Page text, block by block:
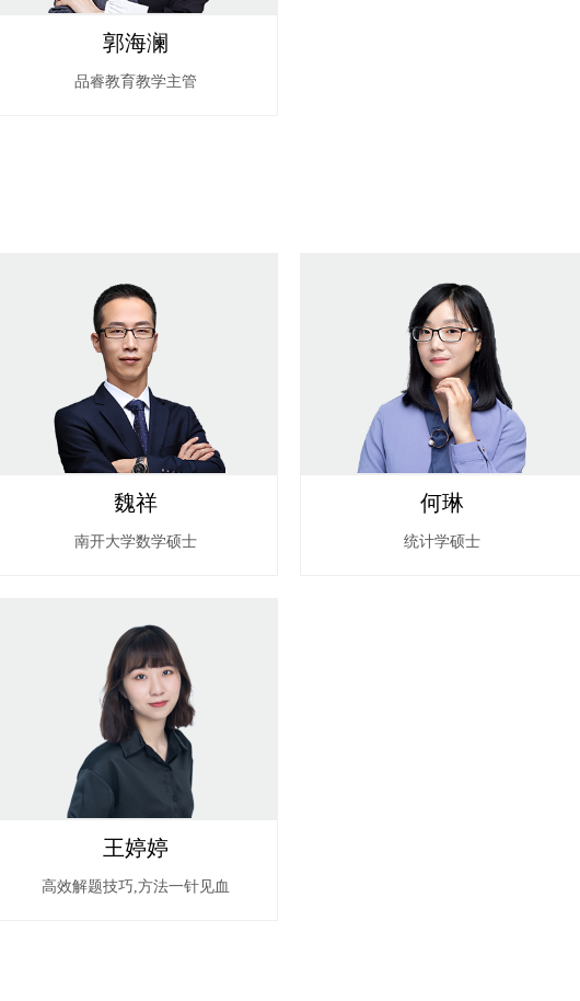
郭海澜
品睿教育教学主管
魏祥
南开大学数学硕士
何琳
统计学硕士
王婷婷
高效解题技巧,方法一针见血